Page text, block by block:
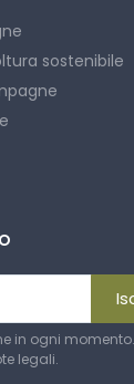
sostenibile
in ogni
legali.